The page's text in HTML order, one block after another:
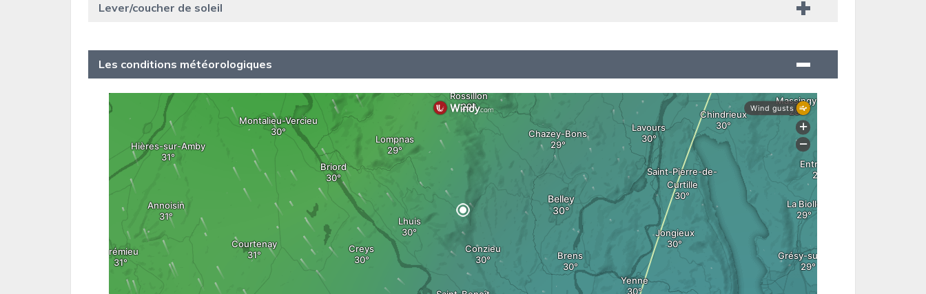
Lever/coucher de soleil
Les conditions météorologiques